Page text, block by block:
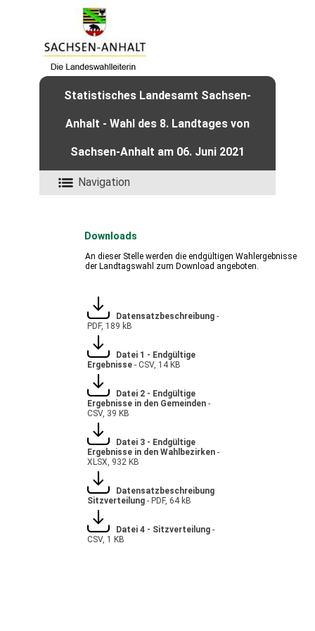
Statistisches Landesamt Sachsen-
Anhalt - Wahl des 8. Landtages von
Sachsen-Anhalt am 06. Juni 2021
Navigation
Downloads
An dieser Stelle werden die endgültigen Wahlergebnisse
der Landtagswahl zum Download angeboten.
Datensatzbeschreibung -
PDF, 189 kB
Datei 1 - Endgültige
Ergebnisse - CSV, 14 KB
Datei 2 - Endgültige
Ergebnisse in den Gemeinden -
CSV, 39 KB
Datei 3 - Endgültige
Ergebnisse in den Wahlbezirken -
XLSX, 932 KB
Datensatzbeschreibung
Sitzverteilung - PDF, 64 kB
Datei 4 - Sitzverteilung -
CSV, 1 KB